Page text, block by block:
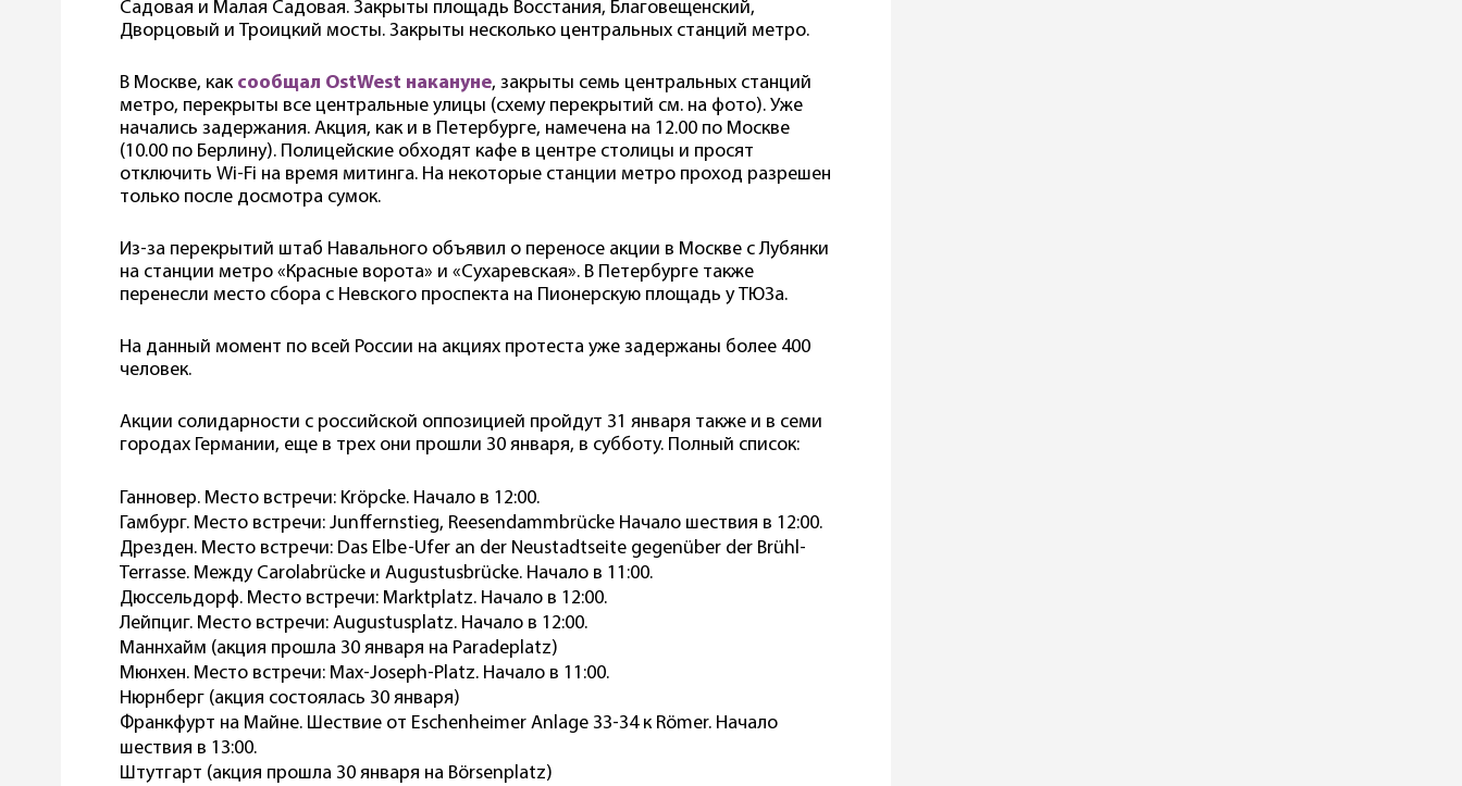
Садовая и Малая Садовая. Закрыты площадь Восстания, Благовещенский,
Дворцовый и Троицкий мосты. Закрыты несколько центральных станций метро.
В Москве, как сообщал OstWest накануне, закрыты семь центральных станций
метро, перекрыты все центральные улицы (схему перекрытий см. на фото). Уже
начались задержания. Акция, как и в Петербурге, намечена на 12.00 по Москве
(10.00 по Берлину). Полицейские обходят кафе в центре столицы и просят
отключить Wi-Fi на время митинга. На некоторые станции метро проход разрешен
только после досмотра сумок.
Из-за перекрытий штаб Навального объявил о переносе акции в Москве с Лубянки
на станции метро «Красные ворота» и «Сухаревская». В Петербурге также
перенесли место сбора с Невского проспекта на Пионерскую площадь у ТЮЗа.
На данный момент по всей России на акциях протеста уже задержаны более 400
человек.
Акции солидарности с российской оппозицией пройдут 31 января также и в семи
городах Германии, еще в трех они прошли 30 января, в субботу. Полный список:
Ганновер. Место встречи: Kröpcke. Начало в 12:00.
Гамбург. Место встречи: Junffernstieg, Reesendammbrücke Начало шествия в 12:00.
Дрезден. Место встречи: Das Elbe-Ufer an der Neustadtseite gegenüber der Brühl-
Terrasse. Между Carolabrücke и Augustusbrücke. Начало в 11:00.
Дюссельдорф. Место встречи: Marktplatz. Начало в 12:00.
Лейпциг. Место встречи: Augustusplatz. Начало в 12:00.
Маннхайм (акция прошла 30 января на Paradeplatz)
Мюнхен. Место встречи: Max-Joseph-Platz. Начало в 11:00.
Нюрнберг (акция состоялась 30 января)
Франкфурт на Майне. Шествие от Eschenheimer Anlage 33-34 к Römer. Начало
шествия в 13:00.
Штутгарт (акция прошла 30 января на Börsenplatz)